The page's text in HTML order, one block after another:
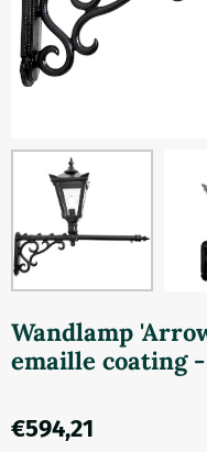
Wandlamp
emaille coating
€594,21